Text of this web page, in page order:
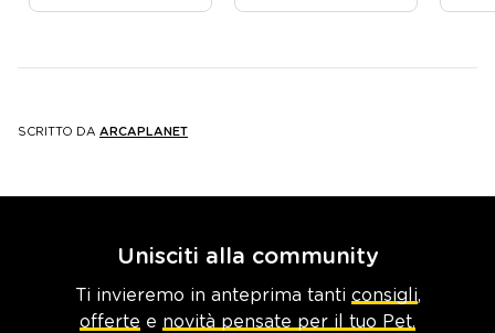
SCRITTO DA ARCAPLANET
Unisciti alla community
Ti invieremo in anteprima tanti consigli,
offerte e novità pensate per il tuo Pet.